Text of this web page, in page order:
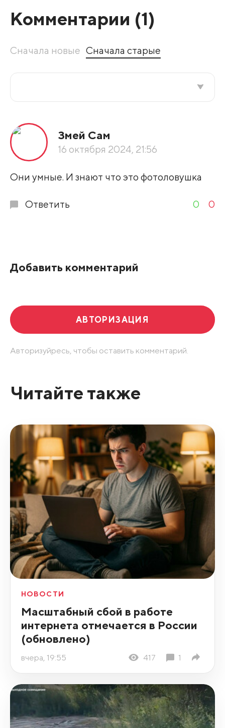
Комментарии (1)
Сначала новые Сначала старые
По рейтингу
Развернуть все
Змей Сам
16 октября 2024, 21:56
Они умные. И знают что это фотоловушка
Ответить 0 0
Добавить комментарий
АВТОРИЗАЦИЯ
Авторизуйресь, чтобы оставить комментарий.
Читайте также
НОВОСТИ
Масштабный сбой в работе
интернета отмечается в России
(обновлено)
вчера, 19:55 417 1